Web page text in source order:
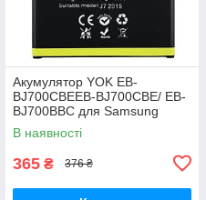
Акумулятор YOK EB-
BJ700CBEEB-BJ700CBE/ EB-
BJ700BBC для Samsung
J700/ J700H/ J700F/ J701/ J7
(2015)/ J4 (2018)/ J400
В наявності
365 ₴ 376 ₴